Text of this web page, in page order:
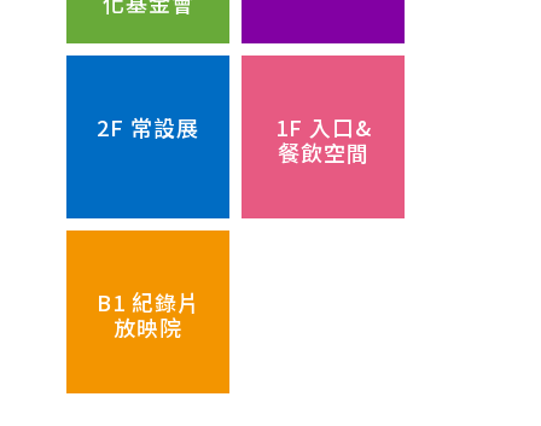
2F 常設展
1F 入口&
餐飲空間
B1 紀錄片
放映院